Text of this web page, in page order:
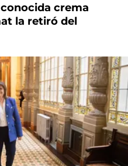
crema
la retiró del